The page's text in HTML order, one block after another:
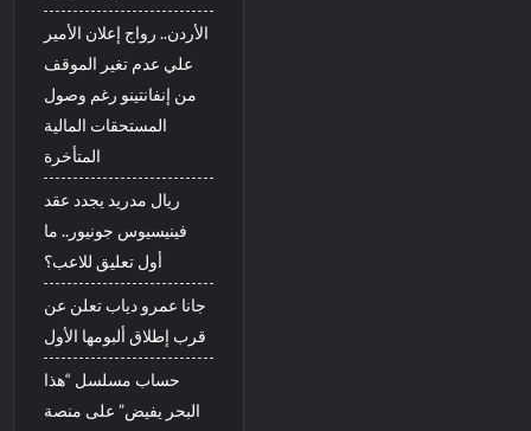
الأردن.. رواج إعلان الأمير
علي عدم تغير الموقف
من إنفانتينو رغم وصول
المستحقات المالية
المتأخرة
ريال مدريد يجدد عقد
فينيسيوس جونيور.. ما
أول تعليق للاعب؟
جانا عمرو دياب تعلن عن
قرب إطلاق ألبومها الأول
حساب مسلسل “هذا
البحر يفيض” على منصة